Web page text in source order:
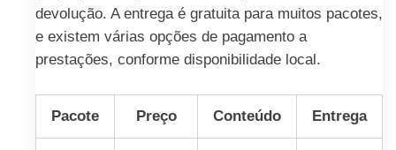
devolução. A entrega é gratuita para muitos pacotes,
e existem várias opções de pagamento a
prestações, conforme disponibilidade local.
Pacote Preço Conteúdo Entrega